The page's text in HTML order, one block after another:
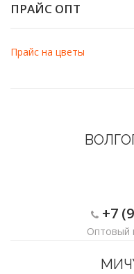
ПРАЙС ОПТ
Прайс на цветы
+7
Оптовый